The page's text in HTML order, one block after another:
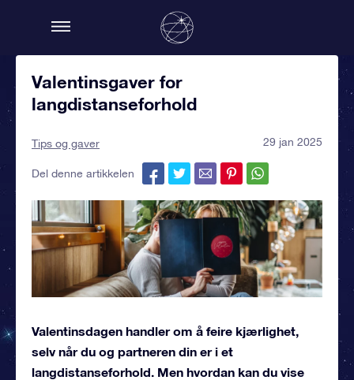
Valentinsgaver for
langdistanseforhold
Tips og gaver 29 jan 2025
Del denne artikkelen
Valentinsdagen handler om å feire kjærlighet,
selv når du og partneren din er i et
langdistanseforhold. Men hvordan kan du vise